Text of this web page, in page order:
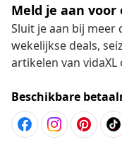
Meld je aan
Sluit je aan bij meer
wekelijkse deals,
artikelen van vidaXL
Beschikbare